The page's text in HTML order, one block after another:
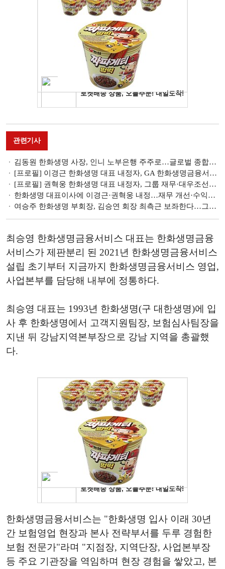
관련기사
김동원 한화생명 사장, 인니 노부은행 주주로…글로벌 종합금융그룹 도약 [세계로 뻗는 K-보험]
[프로필] 이경근 한화생명 대표 내정자, GA 한화생명금융서비스 성장 이끈 한화생명 영업통
[프로필] 권혁웅 한화생명 대표 내정자, 그룹 재무·대우조선해양 M&A 주도한 재무통
한화생명 대표이사에 이경근·권혁웅 내정…재무 개선·수익성 제고 방점 [금융권 CEO 인사]
여승주 한화생명 부회장, 김승연 회장 최측근 보좌한다…그룹 경영지원실장 내정
최승영 한화생명금융서비스 대표는 한화생명금융
서비스가 제판분리 된 2021년 한화생명금융서비스
설립 초기부터 지금까지 한화생명금융서비스 영업,
사업본부를 담당해 내부에 정통하다.
최승영 대표는 1993년 한화생명(구 대한생명)에 입
사 후 한화생명에서 고객지원팀장, 보험심사팀장을
지낸 뒤 강남지역본부장으로 강남 지역을 총괄했
다.
한화생명금융서비스는 "한화생명 입사 이래 30년
간 보험영업 현장과 본사 전략부서를 두루 경험한
보험 전문가"라며 "지점장, 지역단장, 사업본부장
등 주요 기관장을 역임하며 현장 경험을 쌓았고, 본